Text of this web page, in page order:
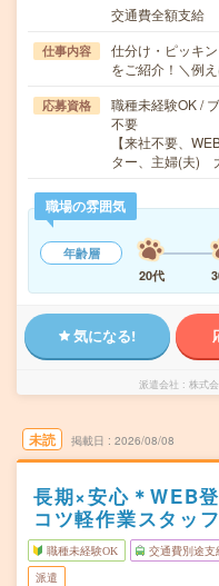
交通費全額支給
仕事内容
仕分け・ピッキ
をご紹介！＼例
応募資格
職種未経験OK /
不要
【来社不要、
ター、主婦(夫)
職場の雰囲気
年齢層
20代
気になる!
派遣会社 株式
未読 掲載日 2026/08/08
長期×安心＊WEB
コツ軽作業スタッ
職種未経験OK 交通費別途支
派遣